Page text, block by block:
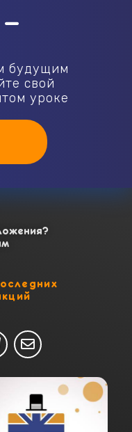
—
будущим
свой
уроке